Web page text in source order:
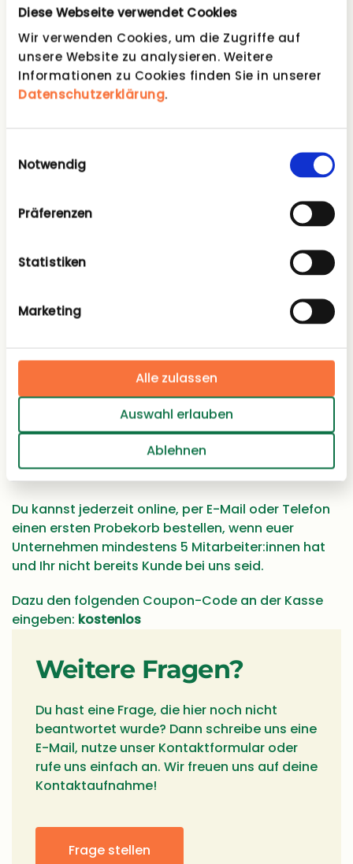
Diese Webseite verwendet Cookies
Wir verwenden Cookies, um die Zugriffe auf
unsere Website zu analysieren. Weitere
Informationen zu Cookies finden Sie in unserer
Datenschutzerklärung.
Notwendig
Präferenzen
Statistiken
Marketing
Alle zulassen
Auswahl erlauben
Ablehnen
Äpfel (z.B. Gala, Elstar, Braeburn, Jonagold)
Birnen (z.B. Abata Fetel, Conference, Williams)
Bananen (z.B. Dole, Uncle Tucca, Turbana)
Saisonale Früchte (z.B. Kiwi, Clementine,
Orange, Pfirsich, Nektarine)
Gemüsekörben?
Avocado
Möhren
Können wir einen Probekorb bestellen?
Um Euch auf den Geschmack von frischen Obst-
und Gemüselieferungen ins Büro zu bringen, bieten
wir einen kostenlosen Probekorb an.
Du kannst jederzeit online, per E-Mail oder Telefon
einen ersten Probekorb bestellen, wenn euer
Unternehmen mindestens 5 Mitarbeiter:innen hat
und Ihr nicht bereits Kunde bei uns seid.
Dazu den folgenden Coupon-Code an der Kasse
eingeben: kostenlos
Weitere Fragen?
Du hast eine Frage, die hier noch nicht
beantwortet wurde? Dann schreibe uns eine
E-Mail, nutze unser Kontaktformular oder
rufe uns einfach an. Wir freuen uns auf deine
Kontaktaufnahme!
Frage stellen